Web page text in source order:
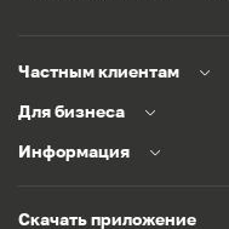
Частным клиентам
Для бизнеса
Информация
Скачать приложение